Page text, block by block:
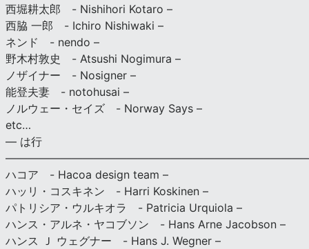
西堀耕太郎 - Nishihori Kotaro –
西脇 一郎 - Ichiro Nishiwaki –
ネンド - nendo –
野木村敦史 - Atsushi Nogimura –
ノザイナー - Nosigner –
能登夫妻 - notohusai –
ノルウェー・セイズ - Norway Says –
etc…
— は行
ハコア - Hacoa design team –
ハッリ・コスキネン - Harri Koskinen –
パトリシア・ウルキオラ - Patricia Urquiola –
ハンス・アルネ・ヤコブソン - Hans Arne Jacobson –
ハンス Ｊ ウェグナー - Hans J. Wegner –